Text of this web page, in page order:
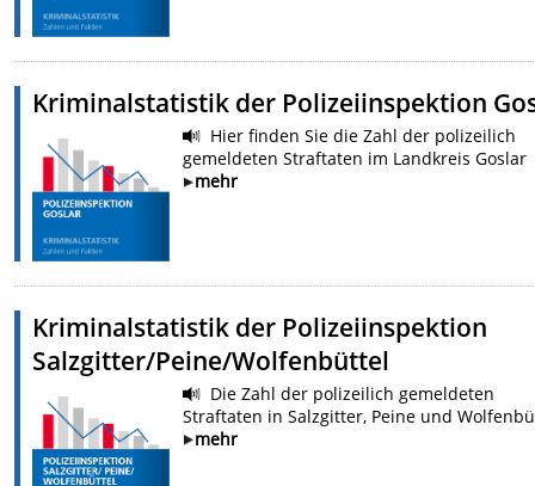
Kriminalstatistik der Polizeiinspektion
Hier finden Sie die Zahl der polizeilich
gemeldeten Straftaten im Landkreis Goslar
mehr
Kriminalstatistik der Polizeiinspektion
Salzgitter/Peine/Wolfenbüttel
Die Zahl der polizeilich gemeldeten
Straftaten in Salzgitter, Peine und
mehr